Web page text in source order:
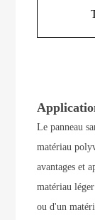
Le panneau
matériau
avantages et
matériau
ou d'un